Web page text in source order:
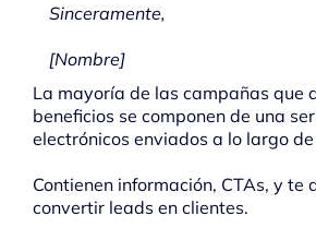
Sinceramente,
[Nombre]
La mayoría de las campañas que
beneficios se componen de una
electrónicos enviados a lo largo
Contienen información, CTAs, y te
convertir leads en clientes.